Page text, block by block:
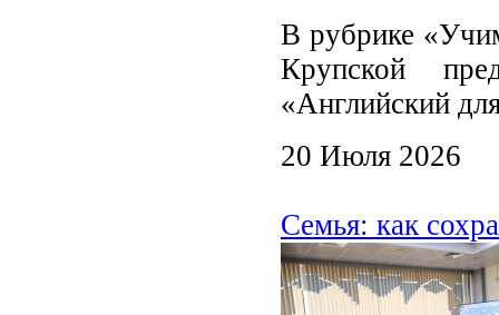
В рубрике
Крупской
«Английский
20 Июля 2026
Семья: как